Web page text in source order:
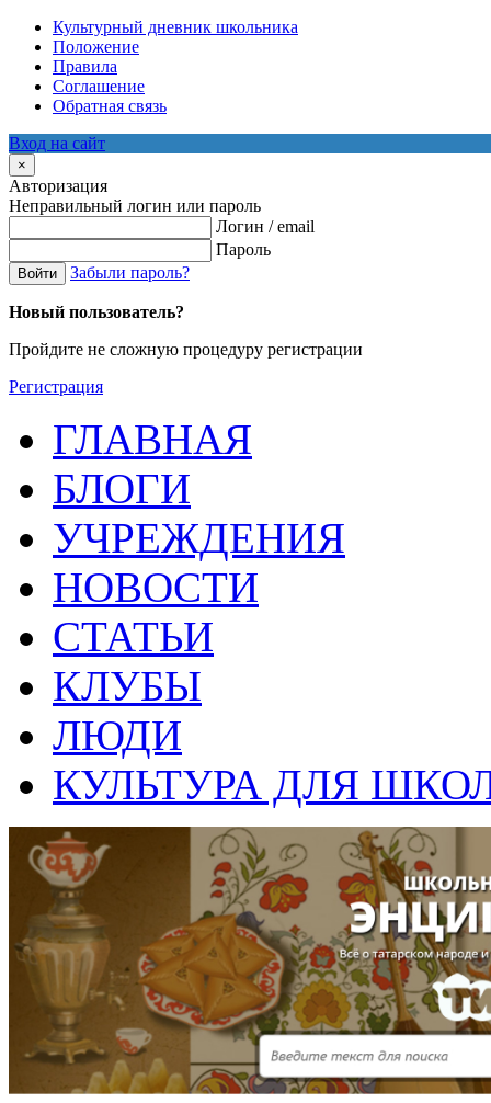
Культурный дневник школьника
Положение
Правила
Соглашение
Обратная связь
Вход на сайт
×
Авторизация
Неправильный логин или пароль
Логин / email
Пароль
Войти Забыли пароль?
Новый пользователь?
Пройдите не сложную процедуру регистрации
Регистрация
ГЛАВНАЯ
БЛОГИ
УЧРЕЖДЕНИЯ
НОВОСТИ
СТАТЬИ
КЛУБЫ
ЛЮДИ
КУЛЬТУРА ДЛЯ